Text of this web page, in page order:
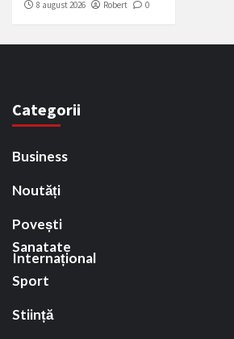
8 august 2026 Robert 0
Categorii
Business
Noutăți
Povești
Internațional
Sanatate
Sport
Stiință